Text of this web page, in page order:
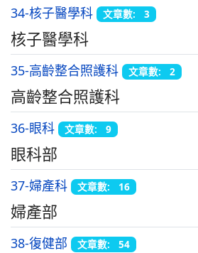
34-核子醫學科 文章數: 3
核子醫學科
35-高齡整合照護科 文章數: 2
高齡整合照護科
36-眼科 文章數: 9
眼科部
37-婦產科 文章數: 16
婦產部
38-復健部 文章數: 54